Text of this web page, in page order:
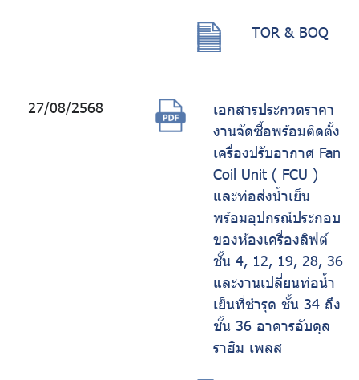
TOR & BOQ
27/08/2568
เอกสารประกวดราคา
งานจัดซื้อพร้อมติดตั้ง
เครื่องปรับอากาศ Fan
Coil Unit ( FCU )
และท่อส่งน้ำเย็น
พร้อมอุปกรณ์ประกอบ
ของห้องเครื่องลิฟต์
ชั้น 4, 12, 19, 28, 36
และงานเปลี่ยนท่อน้ำ
เย็นที่ชำรุด ชั้น 34 ถึง
ชั้น 36 อาคารอับดุล
ราฮิม เพลส